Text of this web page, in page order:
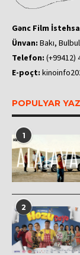
Gənc Film
Ünvan: Bakı,
Telefon: (+99412)
E-poçt:
POPULYAR
1
2